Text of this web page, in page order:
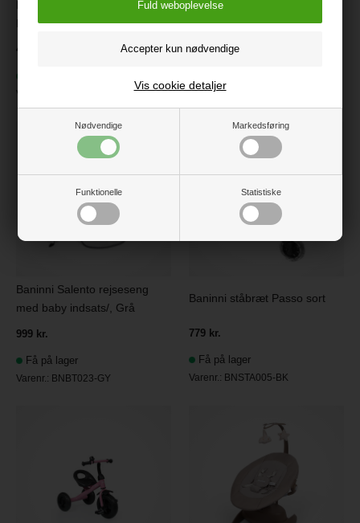
Nødvendige Markedsføring
Funktionelle Statistiske
Vis cookie detaljer
Baninni Sacco Luxe 3-i-1
Bæresele, Sand
499 kr.
Varenr.:
Baninni Sacco Luxe 3-i-1
Bæresele, Sort
499 kr.
Varenr.:BNBK000021-BK
Baninni Salento rejseseng
med baby indsats/, Grå
999 kr.
Få på lager
Varenr.: BNBT023-GY
Baninni ståbræt Passo sort
779 kr.
Få på lager
Varenr.: BNSTA005-BK